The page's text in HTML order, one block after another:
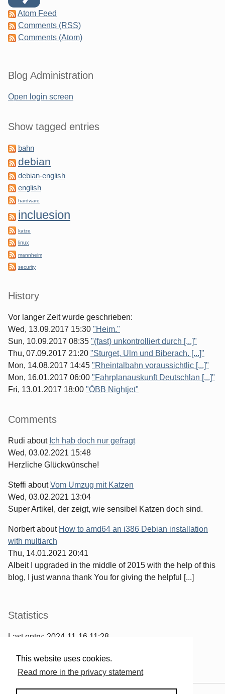
This website uses cookies.
Read more in the privacy statement
Atom Feed
Comments (RSS)
Comments (Atom)
Blog Administration
Open login screen
Show tagged entries
bahn
debian
debian-english
english
hardware
incluesion
katze
linux
mannheim
security
History
Vor langer Zeit wurde geschrieben:
Wed, 13.09.2017 15:30 "Heim."
Sun, 10.09.2017 08:35 "(fast) unkontrolliert durch [...]"
Thu, 07.09.2017 21:20 "Sturget, Ulm und Biberach. [...]"
Mon, 14.08.2017 14:45 "Rheintalbahn voraussichtlic [...]"
Mon, 16.01.2017 06:00 "Fahrplanauskunft Deutschlan [...]"
Fri, 13.01.2017 18:00 "ÖBB Nightjet"
Comments
Rudi about Ich hab doch nur gefragt
Wed, 03.02.2021 15:48
Herzliche Glückwünsche!
Steffi aboutVom Umzug mit Katzen
Wed, 03.02.2021 13:04
Super Artikel, der zeigt, wie sensibel Katzen doch sind.
Norbertabout How to amd64 an i386 Debian installation
with multiarch
Thu, 14.01.2021 20:41
Albeit I upgraded in the middle of 2015 with the help of this
blog, I just wanna thank You for giving the helpful [...]
Statistics
Last entry: 2024-11-16 11:28
2567comments have been made